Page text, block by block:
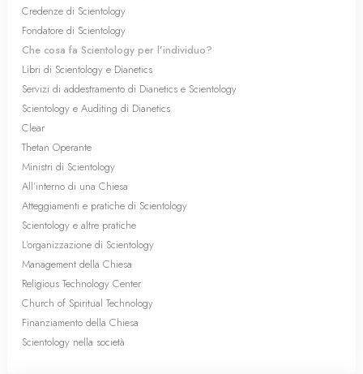
Credenze di Scientology
Fondatore di Scientology
Che cosa fa Scientology per l’individuo?
Libri di Scientology e Dianetics
Servizi di addestramento di Dianetics e Scientology
Scientology e Auditing di Dianetics
Clear
Thetan Operante
Ministri di Scientology
All’interno di una Chiesa
Atteggiamenti e pratiche di Scientology
Scientology e altre pratiche
L’organizzazione di Scientology
Management della Chiesa
Religious Technology Center
Church of Spiritual Technology
Finanziamento della Chiesa
Scientology nella società